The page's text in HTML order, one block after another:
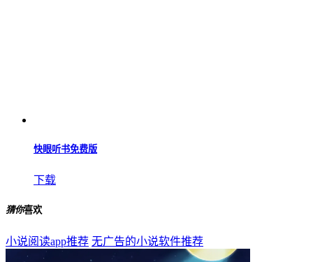
快眼听书免费版
下载
猜你喜欢
小说阅读app推荐 无广告的小说软件推荐